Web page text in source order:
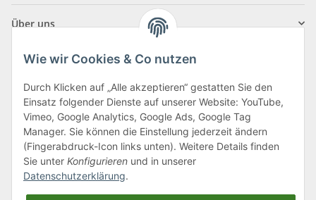
Über uns
Klagenfurter Straße 29
9556 Liebenfels
Montag bis Donnerstag: 8:00 bis 16:30 Uhr
Freitag: 8:00 bis 12:00 Uhr
Wie wir Cookies & Co nutzen
Durch Klicken auf „Alle akzeptieren“ gestatten Sie den
Einsatz folgender Dienste auf unserer Website: YouTube,
Vimeo, Google Analytics, Google Ads, Google Tag
Manager. Sie können die Einstellung jederzeit ändern
(Fingerabdruck-Icon links unten). Weitere Details finden
Sie unter Konfigurieren und in unserer
Datenschutzerklärung.